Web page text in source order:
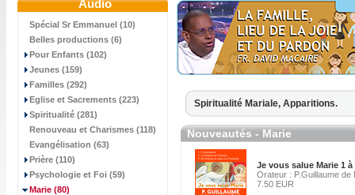
Audio
Spécial Sr Emmanuel (10)
Belles productions (6)
Pour Enfants (102)
Jeunes (159)
Familles (292)
Eglise et Sacrements (223)
Spiritualité (281)
Renouveau et Charismes (118)
Evangélisation (63)
Prière (110)
Psychologie et Foi (59)
Marie (80)
Spiritualité Mariale, Apparitions.
Nouveautés - Marie
Je vous salue Marie 1 à
Orateur : P.Guillaume de
7.50 EUR